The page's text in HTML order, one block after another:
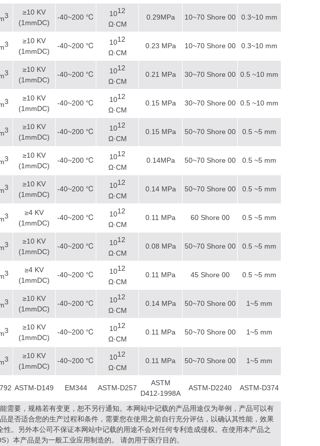
3
≥10 KV
(1mmDC)
-40~200 ℃ 1012
Ω·CM
0.29MPa 10~70 Shore 00 0.3~10 mm
3
≥10 KV
(1mmDC)
-40~200 ℃ 1012
Ω·CM
0.23 MPa 10~70 Shore 00 0.3~10 mm
3
≥10 KV
(1mmDC)
-40~200 ℃ 1012
Ω·CM
0.21 MPa 30~70 Shore 00 0.5 ~10 mm
3
≥10 KV
(1mmDC)
-40~200 ℃ 1012
Ω·CM
0.15 MPa 30~70 Shore 00 0.5 ~10 mm
3
≥10 KV
(1mmDC)
-40~200 ℃ 1012
Ω·CM
0.15 MPa 50~70 Shore 00 0.5 ~5 mm
3
≥10 KV
(1mmDC)
-40~200 ℃ 1012
Ω·CM
0.14MPa 50~70 Shore 00 0.5 ~5 mm
3
≥10 KV
(1mmDC)
-40~200 ℃ 1012
Ω·CM
0.14 MPa 50~70 Shore 00 0.5 ~5 mm
3
≥4 KV
(1mmDC)
-40~200 ℃ 1012
Ω·CM
0.11 MPa 60 Shore 00 0.5 ~5 mm
3
≥10 KV
(1mmDC)
-40~200 ℃ 1012
Ω·CM
0.08 MPa 50~70 Shore 00 0.5 ~5 mm
3
≥4 KV
(1mmDC)
-40~200 ℃ 1012
Ω·CM
0.11 MPa 45 Shore 00 0.5 ~5 mm
3
≥10 KV
(1mmDC)
-40~200 ℃ 1012
Ω·CM
0.14 MPa 50~70 Shore 00 1~5 mm
3
≥10 KV
(1mmDC)
-40~200 ℃ 1012
Ω·CM
0.11 MPa 50~70 Shore 00 1~5 mm
3
≥10 KV
(1mmDC)
-40~200 ℃ 1012
Ω·CM
0.11 MPa 50~70 Shore 00 1~5 mm
ASTM-D149 EM344 ASTM-D257
ASTM
D412-1998A
ASTM-D2240 ASTM-D374
需要，规格若有变更，恕不另行通知。本网站中记载的产品用途仅为举例，产品可以有
是否适合您的生产过程和条件，需要您在使用之前自行充分评估，以确认其性能，效果
。另外本公司不保证本网站中记载的用途不会对任何专利造成侵权。在使用本产品之
本产品是为一般工业应用制造的。 请勿用于医疗目的。